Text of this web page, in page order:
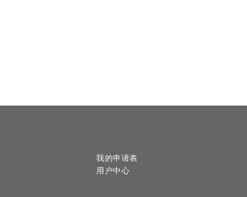
我的申请表
用户中心